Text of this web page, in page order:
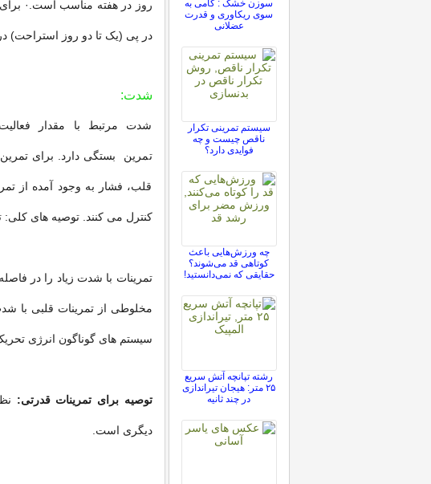
روز در هفته مناسب است.·
در پی (یک تا دو روز استراحت)
شدت:
شدت مرتبط با مقدار
تمرین بستگی دارد. برای
قلب، فشار به وجود آمده از
کنترل می کنند. توصیه های کلی:
تمرینات با شدت زیاد را در
مخلوطی از تمرینات قلبی با
سیستم های گوناگون انرژی
توصیه برای تمرینات قدرتی:
دیگری است.
سوزن خشک : گامی به
سوی ریکاوری و قدرت
عضلانی
سیستم تمرینی تکرار
ناقص چیست و چه
فوایدی دارد؟
چه ورزش‌هایی باعث
کوتاهی قد می‌شوند؟
حقایقی که نمی‌دانستید!
رشته تپانچه آتش سریع
۲۵ متر: هیجان تیراندازی
در چند ثانیه